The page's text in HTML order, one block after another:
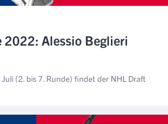
2022: Alessio Beglieri
(2. bis 7. Runde) findet der NHL Draft